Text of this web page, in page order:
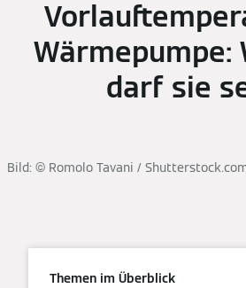
Wärmepumpe:
darf sie
Bild: © Romolo Tavani /
Themen im Überblick